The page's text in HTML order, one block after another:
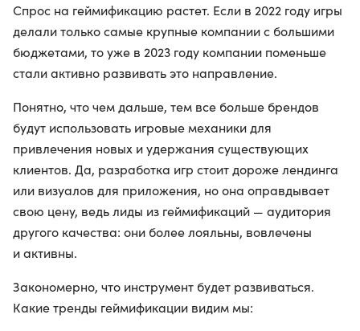
Спрос на геймификацию растет. Если в 2022 году игры
делали только самые крупные компании с большими
бюджетами, то уже в 2023 году компании поменьше
стали активно развивать это направление.
Понятно, что чем дальше, тем все больше брендов
будут использовать игровые механики для
привлечения новых и удержания существующих
клиентов. Да, разработка игр стоит дороже лендинга
или визуалов для приложения, но она оправдывает
свою цену, ведь лиды из геймификаций — аудитория
другого качества: они более лояльны, вовлечены
и активны.
Закономерно, что инструмент будет развиваться.
Какие тренды геймификации видим мы: